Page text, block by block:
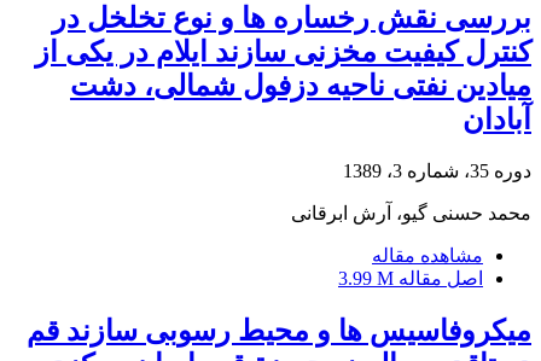
بررسی نقش رخساره ها و نوع تخلخل در
کنترل کیفیت مخزنی سازند ایلام در یکی از
میادین نفتی ناحیه دزفول شمالی، دشت
آبادان
دوره 35، شماره 3، 1389
محمد حسنی گیو، آرش ابرقانی
مشاهده مقاله
اصل مقاله 3.99 M
میکروفاسیس ها و محیط رسوبی سازند قم